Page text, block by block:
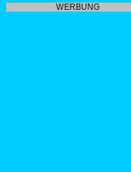
WERBUNG